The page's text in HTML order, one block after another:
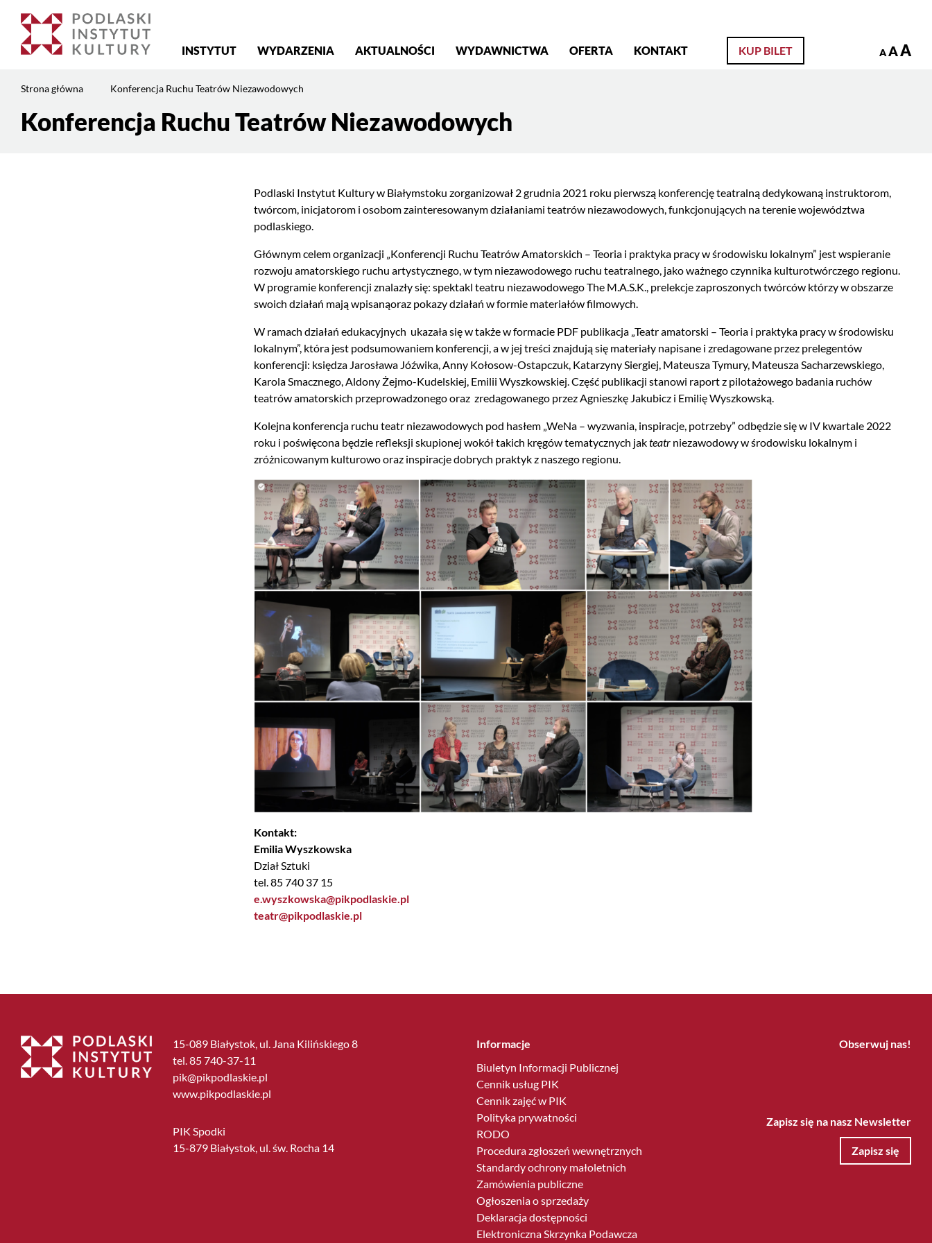
stronie:
Konferencja
główne
INSTYTUT WYDARZENIA AKTUALNOŚCI WYDAWNICTWA OFERTA KONTAKT KUP BILET A AA
Strona główna Konferencja Ruchu Teatrów Niezawodowych
Treść
stronyKonferencja Ruchu Teatrów Niezawodowych
Podlaski Instytut Kultury w Białymstoku zorganizował 2 grudnia 2021 roku pierwszą konferencję teatralną dedykowaną instruktorom,
twórcom, inicjatorom i osobom zainteresowanym działaniami teatrów niezawodowych, funkcjonujących na terenie województwa
podlaskiego.
Głównym celem organizacji „Konferencji Ruchu Teatrów Amatorskich – Teoria i praktyka pracy w środowisku lokalnym” jest wspieranie
rozwoju amatorskiego ruchu artystycznego, w tym niezawodowego ruchu teatralnego, jako ważnego czynnika kulturotwórczego regionu.
W programie konferencji znalazły się: spektakl teatru niezawodowego The M.A.S.K., prelekcje zaproszonych twórców którzy w obszarze
swoich działań mają wpisanąoraz pokazy działań w formie materiałów filmowych.
W ramach działań edukacyjnych ukazała się w także w formacie PDF publikacja „Teatr amatorski – Teoria i praktyka pracy w środowisku
lokalnym”, która jest podsumowaniem konferencji, a w jej treści znajdują się materiały napisane i zredagowane przez prelegentów
konferencji: księdza Jarosława Jóźwika, Anny Kołosow-Ostapczuk, Katarzyny Siergiej, Mateusza Tymury, Mateusza Sacharzewskiego,
Karola Smacznego, Aldony Żejmo-Kudelskiej, Emilii Wyszkowskiej. Część publikacji stanowi raport z pilotażowego badania ruchów
teatrów amatorskich przeprowadzonego oraz zredagowanego przez Agnieszkę Jakubicz i Emilię Wyszkowską.
Kolejna konferencja ruchu teatr niezawodowych pod hasłem „WeNa – wyzwania, inspiracje, potrzeby” odbędzie się w IV kwartale 2022
roku i poświęcona będzie refleksji skupionej wokół takich kręgów tematycznych jakteatr niezawodowy w środowisku lokalnym i
zróżnicowanym kulturowo oraz inspiracje dobrych praktyk z naszego regionu.
Kontakt:
Emilia Wyszkowska
Dział Sztuki
tel. 85 740 37 15
e.wyszkowska@pikpodlaskie.pl
teatr@pikpodlaskie.pl
15-089 Białystok, ul. Jana Kilińskiego 8
tel. 85 740-37-11
pik@pikpodlaskie.pl
www.pikpodlaskie.pl
PIK Spodki
15-879 Białystok, ul. św. Rocha 14
Informacje
Biuletyn Informacji Publicznej
Cennik usług PIK
Cennik zajęć w PIK
Polityka prywatności
RODO
Procedura zgłoszeń wewnętrznych
Standardy ochrony małoletnich
Zamówienia publiczne
Ogłoszenia o sprzedaży
Deklaracja dostępności
Elektroniczna Skrzynka Podawcza
Obserwuj nas!
Zapisz się na nasz Newsletter
Zapisz się